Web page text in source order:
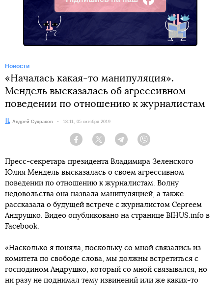
Facebook
Новости
«Началась какая-то манипуляция».
Мендель высказалась об агрессивном
поведении по отношению к журналистам
Автор:
Андрей Сухраков Дата:
18:11, 05 октября 2019
Facebook Twitter Telegram
Пресс-секретарь президента Владимира Зеленского
Юлия Мендель высказалась о своем агрессивном
поведении по отношению к журналистам. Волну
недовольства она назвала манипуляцией, а также
рассказала о будущей встрече с журналистом Сергеем
Андрушко. Видео опубликовано на странице BIHUS.info в
Faceboоk.
«Насколько я поняла, поскольку со мной связались из
комитета по свободе слова, мы должны встретиться с
господином Андрушко, который со мной связывался, но
ни разу не поднимал тему извинений или же каких-то